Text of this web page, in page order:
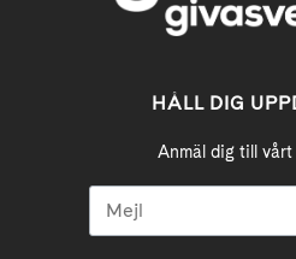
HÅLL DIG
Anmäl dig till